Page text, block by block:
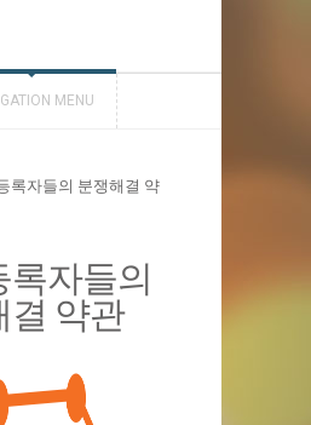
MENU
록자들의 분쟁해결 약
록자들의
결 약관